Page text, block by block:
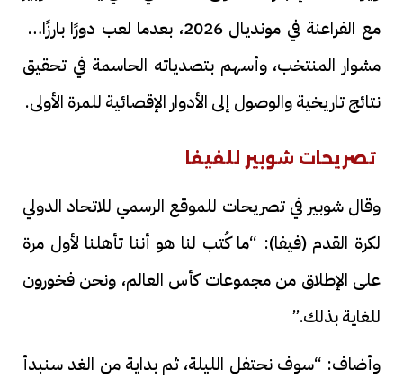
مع الفراعنة في مونديال 2026، بعدما لعب دورًا بارزًا في
مشوار المنتخب، وأسهم بتصدياته الحاسمة في تحقيق
نتائج تاريخية والوصول إلى الأدوار الإقصائية للمرة الأولى.
تصريحات شوبير للفيفا
وقال شوبير في تصريحات للموقع الرسمي للاتحاد الدولي
لكرة القدم (فيفا): “ما كُتب لنا هو أننا تأهلنا لأول مرة
على الإطلاق من مجموعات كأس العالم، ونحن فخورون
للغاية بذلك.”
وأضاف: “سوف نحتفل الليلة، ثم بداية من الغد سنبدأ